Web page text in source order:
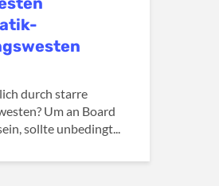
durch starre
Um an Board
sollte unbedingt...